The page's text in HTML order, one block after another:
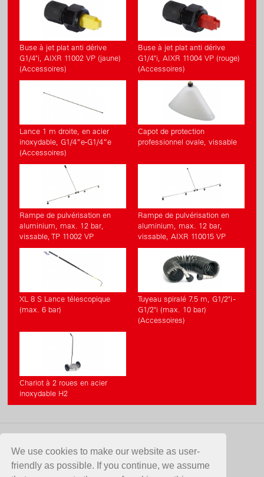
We use cookies to make our website as user-
friendly as possible. If you continue, we assume
Buse à jet plat anti dérive
G1/4"i, AIXR 11002 VP (jaune)
(Accessoires)
Buse à jet plat anti dérive
G1/4"i, AIXR 11004 VP (rouge)
(Accessoires)
Lance 1 m droite, en acier
inoxydable, G1/4”e-G1/4”e
(Accessoires)
Capot de protection
professionnel ovale, vissable
Rampe de pulvérisation en
aluminium, max. 12 bar,
vissable, TP 11002 VP
Rampe de pulvérisation en
aluminium, max. 12 bar,
vissable, AIXR 110015 VP
XL 8 S Lance télescopique
(max. 6 bar)
Tuyeau spiralé 7.5 m, G1/2"i -
G1/2"i (max. 10 bar)
(Accessoires)
Chariot à 2 roues en acier
inoxydable H2
CONTACT
Birchmeier Sprühtechnik AG